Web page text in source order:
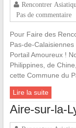
Rencontrer
Pas de commentaire
Pour Faire des
Pas-de-
Portail Amoureux !
Philippines, de
cette Commune du
Lire la suite
Aire-sur-la-